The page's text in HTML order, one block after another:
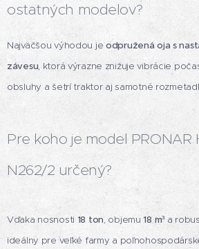
ostatných modelov?
Najväčšou výhodou jeodpružená oja s
závesu, ktorá výrazne znižuje vibrácie
obsluhy a šetrí traktor aj samotné
Pre koho je model PRONAR
N262/2 určený?
Vďaka nosnosti 18 ton, objemu18 m³ a
ideálny pre veľké farmy a